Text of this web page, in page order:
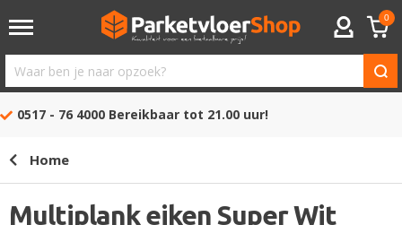
ACCOUNT
0
Waar
ben
opzoek?
0517 - 76 4000 Bereikbaar tot 21.00 uur!
Home
Multiplank eiken Super Wit